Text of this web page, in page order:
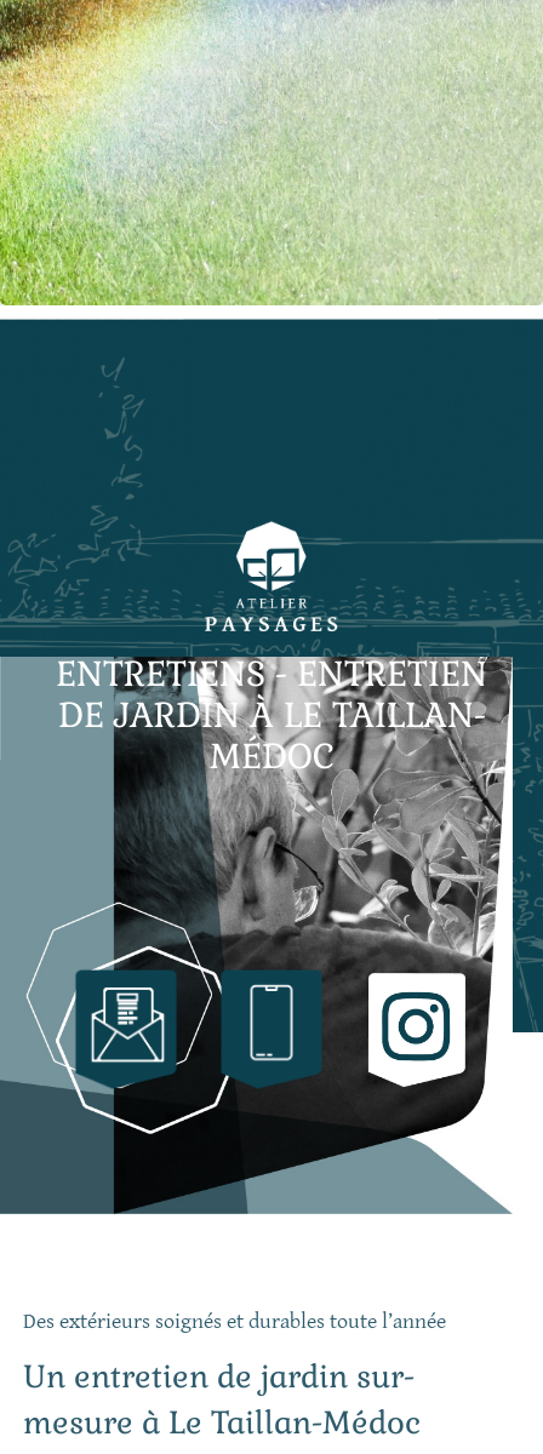
ENTRETIENS - ENTRETIEN
DE JARDIN À LE TAILLAN-
MÉDOC
Des extérieurs soignés et durables toute l’année
Un entretien de jardin sur-
mesure à Le Taillan-Médoc